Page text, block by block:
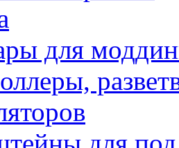
для